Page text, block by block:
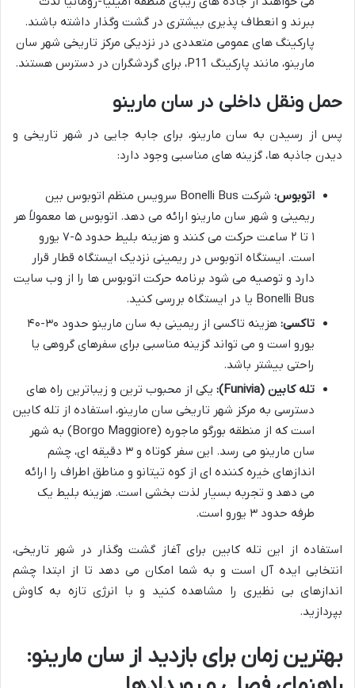
ببرند و انعطاف پذیری بیشتری در گشت وگذار داشته باشند.
پارکینگ های عمومی متعددی در نزدیکی مرکز تاریخی شهر سان
مارینو، مانند پارکینگ P11، برای گردشگران در دسترس هستند.
حمل ونقل داخلی در سان مارینو
پس از رسیدن به سان مارینو، برای جابه جایی در شهر تاریخی و
دیدن جاذبه ها، گزینه های مناسبی وجود دارد:
اتوبوس:
شرکت Bonelli Bus سرویس منظم اتوبوس بین
ریمینی و شهر سان مارینو ارائه می دهد. اتوبوس ها معمولاً هر
۱ تا ۲ ساعت حرکت می کنند و هزینه بلیط حدود ۵-۷ یورو
است. ایستگاه اتوبوس در ریمینی نزدیک ایستگاه قطار قرار
دارد و توصیه می شود برنامه حرکت اتوبوس ها را از وب سایت
Bonelli Bus یا در ایستگاه بررسی کنید.
تاکسی:
هزینه تاکسی از ریمینی به سان مارینو حدود ۳۰-۴۰
یورو است و می تواند گزینه مناسبی برای سفرهای گروهی یا
راحتی بیشتر باشد.
تله کابین (Funivia):
یکی از محبوب ترین و زیباترین راه های
دسترسی به مرکز شهر تاریخی سان مارینو، استفاده از تله کابین
است که از منطقه بورگو ماجوره (Borgo Maggiore) به شهر
سان مارینو می رسد. این سفر کوتاه و ۳ دقیقه ای، چشم
اندازهای خیره کننده ای از کوه تیتانو و مناطق اطراف را ارائه
می دهد و تجربه بسیار لذت بخشی است. هزینه بلیط یک
طرفه حدود ۳ یورو است.
استفاده از این تله کابین برای آغاز گشت وگذار در شهر تاریخی،
انتخابی ایده آل است و به شما امکان می دهد تا از ابتدا چشم
اندازهای بی نظیری را مشاهده کنید و با انرژی تازه به کاوش
بپردازید.
بهترین زمان برای بازدید از سان مارینو: